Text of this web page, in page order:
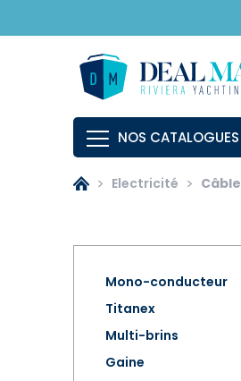
NOS CATALOGUES
Electricité Câble
Mono-conducteur
Titanex
Multi-brins
Gaine